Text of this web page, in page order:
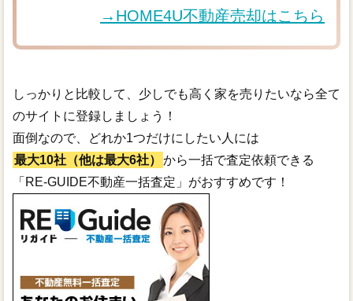
→HOME4U不動産売却はこちら
しっかりと比較して、少しでも高く家を売りたいなら全て
のサイトに登録しましょう！
面倒なので、どれか1つだけにしたい人には
最大10社（他は最大6社）
から一括で査定依頼できる
「RE-GUIDE不動産一括査定」がおすすめです！